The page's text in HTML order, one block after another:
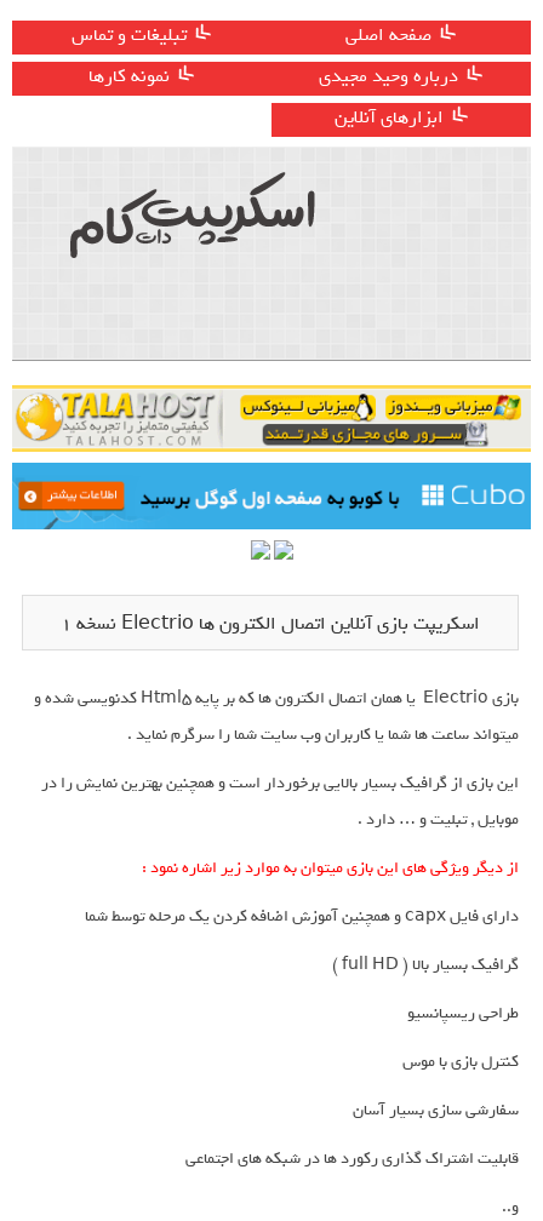
صفحه اصلی
تبلیغات و تماس
درباره وحید مجیدی
نمونه کارها
ابزارهای آنلاین
اسکریپت بازی آنلاین اتصال الکترون ها Electrio نسخه 1
بازی Electrio یا همان اتصال الکترون ها که بر پایه Html5 کدنویسی شده و
میتواند ساعت ها شما یا کاربران وب سایت شما را سرگرم نماید .
این بازی از گرافیک بسیار بالایی برخوردار است و همچنین بهترین نمایش را در
موبایل , تبلیت و … دارد .
از دیگر ویژگی های این بازی میتوان به موارد زیر اشاره نمود :
دارای فایل capx و همچنین آموزش اضافه کردن یک مرحله توسط شما
گرافیک بسیار بالا ( full HD )
طراحی ریسپانسیو
کنترل بازی با موس
سفارشی سازی بسیار آسان
قابلیت اشتراک گذاری رکورد ها در شبکه های اجتماعی
و..